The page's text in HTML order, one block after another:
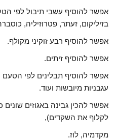
אפשר להוסיף עשבי תיבול לפי
בזיליקום, זעתר, פטרוזיליה,
אפשר להוסיף רבע זוקיני מקולף.
אפשר להוסיף זיתים.
אפשר להוסיף תבלינים לפי
עגבניות מיובשות ועוד.
אפשר להכין גבינה באגוזים
לקלוף את השקדים),
מקדמיה, לוז.